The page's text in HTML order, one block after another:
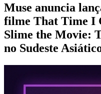
Muse anuncia
filme That Time I
Slime the Movie:
no Sudeste